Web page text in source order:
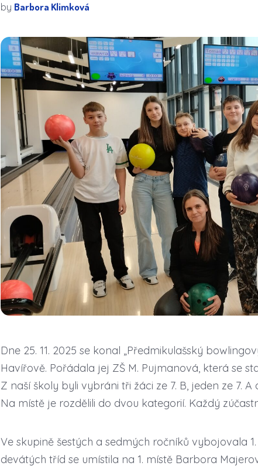
by Barbora Klimková
Dne 25. 11. 2025 se konal „Předmikulašský
Havířově. Pořádala jej ZŠ M. Pujmanová, která se
Z naší školy byli vybráni tři žáci ze 7. B, jeden ze 7. A
Na místě je rozdělili do dvou kategorií. Každý
Ve skupině šestých a sedmých ročníků vybojovala
devátých tříd se umístila na 1. místě Barbora